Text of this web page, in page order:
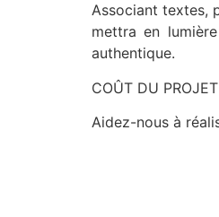
Associant textes,
mettra en
authentique.
COÛT DU PROJET
Aidez-nous à